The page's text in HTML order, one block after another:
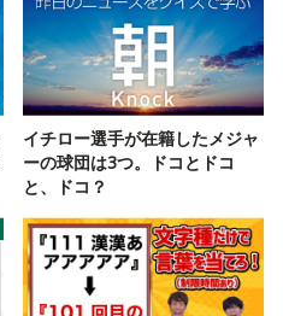
イチロー選手が在籍したメジャ
ーの球団は3つ。ドコとドコ
と、ドコ？